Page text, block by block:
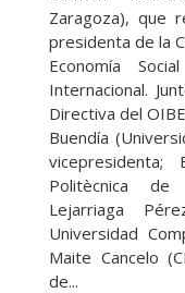
Zaragoza), que
presidenta de la
Economía
Internacional.
Directiva del
Buendía
vicepresidenta;
Politècnica de
Lejarriaga
Universidad
Maite Cancelo
de...